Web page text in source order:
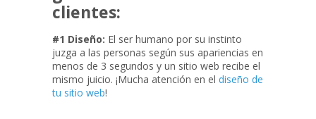
clientes:
#1 Diseño: El ser humano por su instinto
juzga a las personas según sus apariencias en
menos de 3 segundos y un sitio web recibe el
mismo juicio. ¡Mucha atención en el diseño de
tu sitio web!